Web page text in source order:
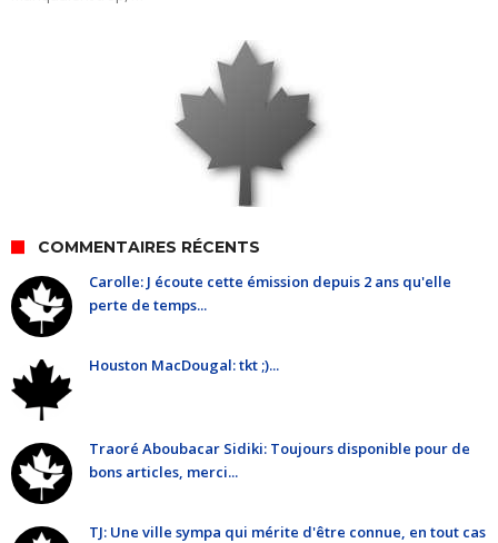
COMMENTAIRES RÉCENTS
Carolle: J écoute cette émission depuis 2 ans qu'elle
perte de temps...
Houston MacDougal: tkt ;)...
Traoré Aboubacar Sidiki: Toujours disponible pour de
bons articles, merci...
TJ: Une ville sympa qui mérite d'être connue, en tout cas